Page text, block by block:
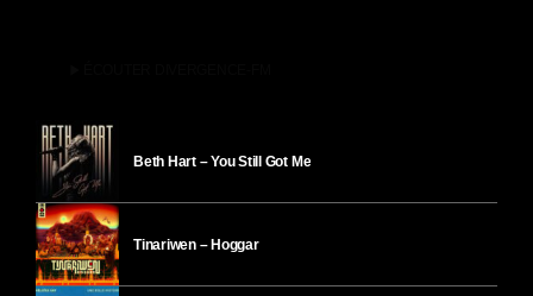
Beth Hart – You Still Got Me
Tinariwen – Hoggar